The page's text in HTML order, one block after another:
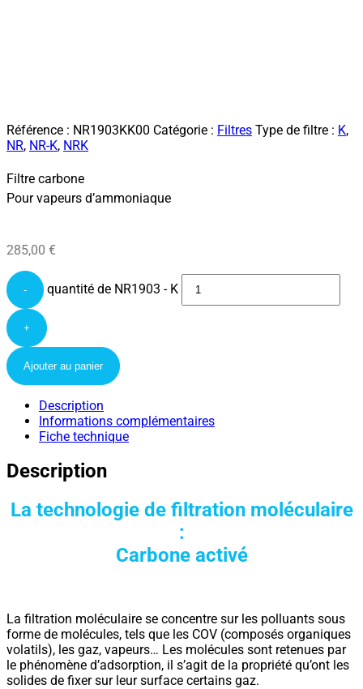
Référence : NR1903KK00 Catégorie : Filtres Type de filtre : K,
NR, NR-K, NRK
Filtre carbone
Pour vapeurs d’ammoniaque
285,00 €
- quantité de NR1903 - K
+
Ajouter au panier
Description
Informations complémentaires
Fiche technique
Description
La technologie de filtration moléculaire
:
Carbone activé
La filtration moléculaire se concentre sur les polluants sous
forme de molécules, tels que les COV (composés organiques
volatils), les gaz, vapeurs… Les molécules sont retenues par
le phénomène d’adsorption, il s’agit de la propriété qu’ont les
solides de fixer sur leur surface certains gaz.